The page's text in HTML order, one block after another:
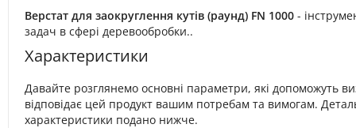
Верстат для заокруглення кутів (раунд) FN 1000 -
задач в сфері деревообробки..
Характеристики
Давайте розглянемо основні параметри, які допоможуть
відповідає цей продукт вашим потребам та вимогам.
характеристики подано нижче.